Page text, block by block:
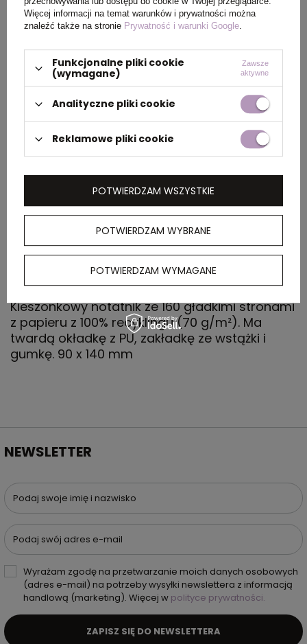
Wymiary
zewnętrznego
(m)
0.360x0.310x0.210
Ilość szt. w
kartonie
wewnętrznym
1
Waga
zewnętrznego
(kg)
11.490
Kieszonkowy notatnik ze 160 gładkimi stronami
z papieru z 100% recyklingu (70 g/m²). Ma
twardą okładkę z PU, zakładkę ze wstążki i
gumkę. 90 x 140 mm
NEWSLETTER
Podaj swoje imię i nazwisko
Podaj swój adres e-mail
Wyrażam zgodę na przetwarzanie moich danych osobowych
(adres e-mail) na potrzeby wysyłki newslettera z informacją
handlową (marketing). Więcej w polityce prywatności.
ZAPISZ SIĘ DO NEWSLETTERA
Więcej informacji na temat warunków i prywatności można
znaleźć także na stronie Prywatność i warunki Google.
Funkcjonalne pliki cookie
(wymagane)
Zawsze
aktywne
Analityczne pliki cookie
Reklamowe pliki cookie
POTWIERDZAM WYBRANE
POTWIERDZAM WYMAGANE
POTWIERDZAM WSZYSTKIE